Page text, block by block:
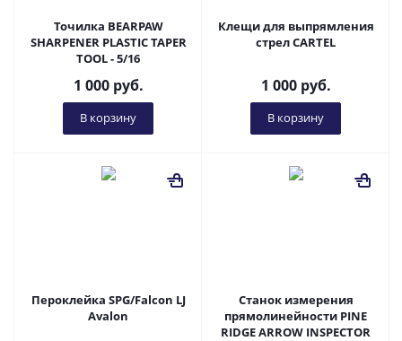
Точилка BEARPAW
SHARPENER PLASTIC TAPER
TOOL - 5/16
1 000руб.
В корзину
Клещи для выпрямления
стрел CARTEL
1 000руб.
В корзину
Пероклейка SPG/Falcon LJ
Avalon
Станок измерения
прямолинейности PINE
RIDGE ARROW INSPECTOR